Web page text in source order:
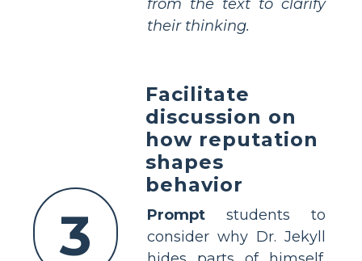
from the text to clarify
their thinking.
3
Facilitate
discussion on
how reputation
shapes
behavior
Prompt students to
consider why Dr. Jekyll